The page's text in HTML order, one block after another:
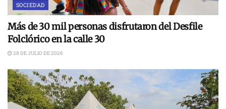
SOCIEDAD
Más de 30 mil personas disfrutaron del Desfile
Folclórico en la calle 30
28 DE JULIO DE 2026